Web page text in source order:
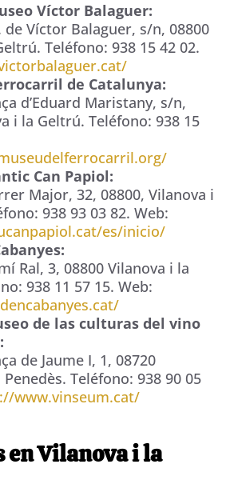
Víctor Balaguer:
de Víctor Balaguer, s/n, 08800
. Teléfono: 938 15 42 02.
de Catalunya:
d’Eduard Maristany, s/n,
i la Geltrú. Teléfono: 938 15
Can Papiol:
Major, 32, 08800, Vilanova i
938 93 03 82. Web:
es/inicio/
Ral, 3, 08800 Vilanova i la
938 11 57 15. Web:
de las culturas del vino
de Jaume I, 1, 08720
. Teléfono: 938 90 05
www.vinseum.cat/
Vilanova i la